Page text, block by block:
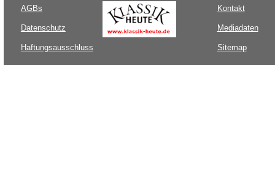
AGBs
Datenschutz
Haftungsausschluss
Kontakt
Mediadaten
Sitemap